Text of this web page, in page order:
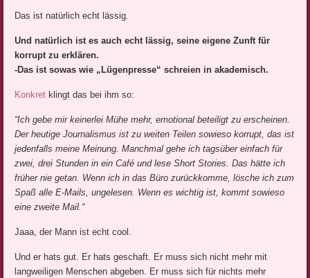
Das ist natürlich echt lässig.
Und natürlich ist es auch echt lässig, seine eigene Zunft für
korrupt zu erklären.
-Das ist sowas wie „Lügenpresse“ schreien in akademisch.
Konkret klingt das bei ihm so:
“Ich gebe mir keinerlei Mühe mehr, emotional beteiligt zu erscheinen.
Der heutige Journalismus ist zu weiten Teilen sowieso korrupt, das ist
jedenfalls meine Meinung. Manchmal gehe ich tagsüber einfach für
zwei, drei Stunden in ein Café und lese Short Stories. Das hätte ich
früher nie getan. Wenn ich in das Büro zurückkomme, lösche ich zum
Spaß alle E-Mails, ungelesen. Wenn es wichtig ist, kommt sowieso
eine zweite Mail.“
Jaaa, der Mann ist echt cool.
Und er hats gut. Er hats geschaft. Er muss sich nicht mehr mit
langweiligen Menschen abgeben. Er muss sich für nichts mehr